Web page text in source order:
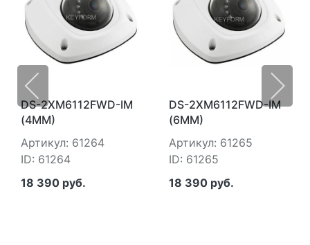
DS-2XM6112FWD-IM
(4MM)
Артикул: 61264
ID: 61264
18 390 руб.
DS-2XM6112FWD-IM
(6MM)
Артикул: 61265
ID: 61265
18 390 руб.